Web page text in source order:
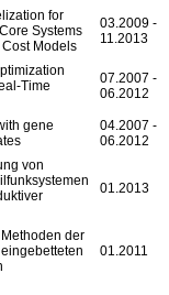
for
Systems
Models
03.2009 -
11.2013
Time
07.2007 -
06.2012
gene
04.2007 -
06.2012
von
01.2013
der
01.2011